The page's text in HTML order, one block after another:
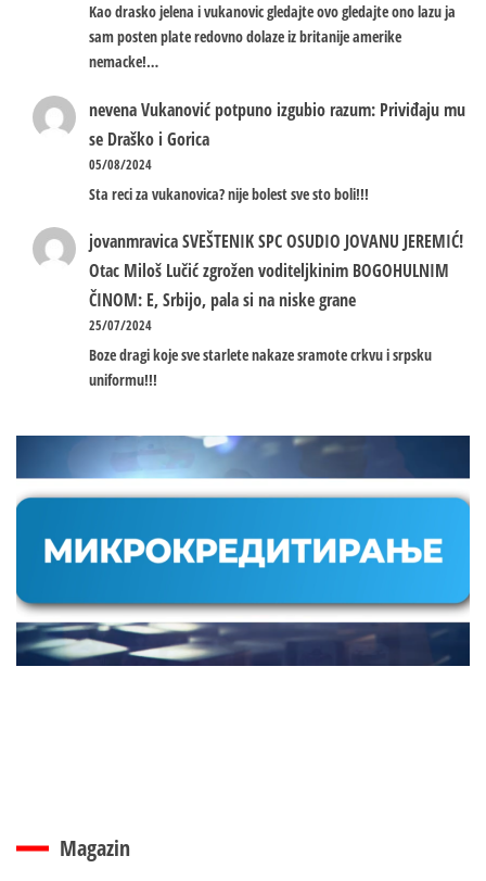
Kao drasko jelena i vukanovic gledajte ovo gledajte ono lazu ja
sam posten plate redovno dolaze iz britanije amerike
nemacke!…
nevenaVukanović potpuno izgubio razum: Priviđaju mu
se Draško i Gorica
05/08/2024
Sta reci za vukanovica? nije bolest sve sto boli!!!
jovanmravicaSVEŠTENIK SPC OSUDIO JOVANU JEREMIĆ!
Otac Miloš Lučić zgrožen voditeljkinim BOGOHULNIM
ČINOM: E, Srbijo, pala si na niske grane
25/07/2024
Boze dragi koje sve starlete nakaze sramote crkvu i srpsku
uniformu!!!
Magazin